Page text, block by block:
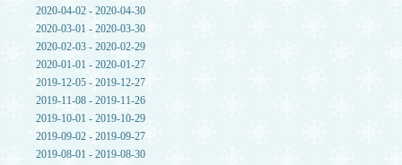
2020-04-02 - 2020-04-30
2020-03-01 - 2020-03-30
2020-02-03 - 2020-02-29
2020-01-01 - 2020-01-27
2019-12-05 - 2019-12-27
2019-11-08 - 2019-11-26
2019-10-01 - 2019-10-29
2019-09-02 - 2019-09-27
2019-08-01 - 2019-08-30